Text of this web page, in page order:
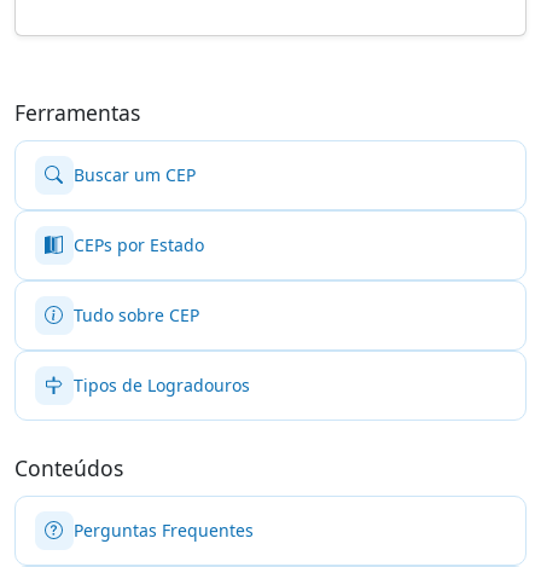
Ferramentas
Buscar um CEP
CEPs por Estado
Tudo sobre CEP
Tipos de Logradouros
Conteúdos
Perguntas Frequentes